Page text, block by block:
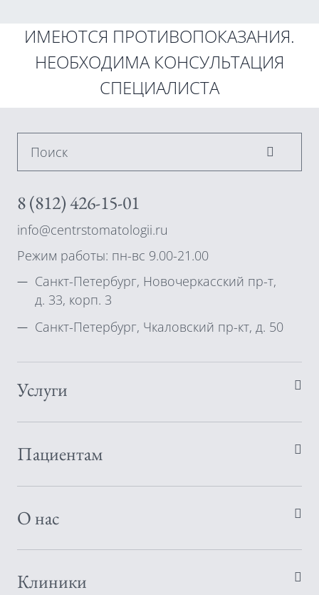
ИМЕЮТСЯ ПРОТИВОПОКАЗАНИЯ.
НЕОБХОДИМА КОНСУЛЬТАЦИЯ
СПЕЦИАЛИСТА
Поиск
8 (812) 426-15-01
info@centrstomatologii.ru
Режим работы: пн-вс 9.00-21.00
Санкт-Петербург, Новочеркасский пр-т,
д. 33, корп. 3
Санкт-Петербург, Чкаловский пр-кт, д. 50
Услуги
Пациентам
О нас
Клиники